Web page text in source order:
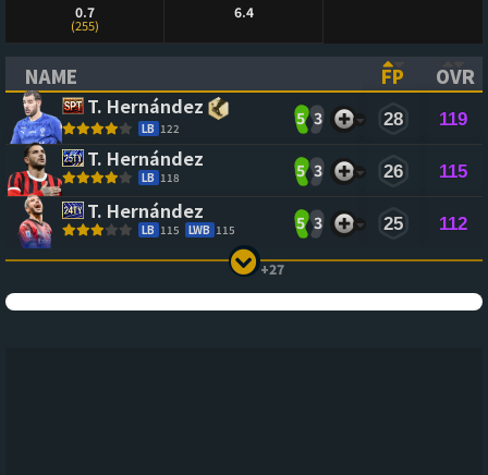
0.7
(255)
6.4
NAME
(CLICK TO SORT ASCENDING)
FP
OVR
T. Hernández
LB 122
5 3 28 119
T. Hernández
LB 118 5 3 26 115
T. Hernández
LB 115 LWB 115 5 3 25 112
+27